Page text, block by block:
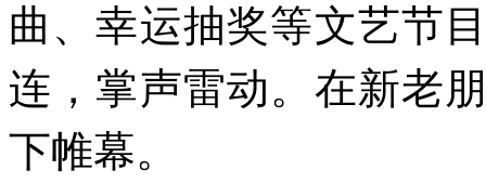
曲、幸运抽奖等文艺节
连，掌声雷动。在新老
下帷幕。